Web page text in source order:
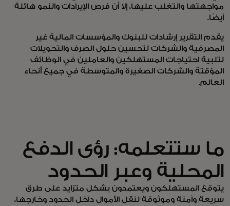
مواجهتها والتغلب عليها، إلا أن فرص الإيرادات والنمو هائلة
أيضًا.
يقدم التقرير إرشادات للبنوك والمؤسسات المالية غير
المصرفية والشركات لتحسين حلول الصرف والتحويلات
لتلبية احتياجات المستهلكين والعاملين في الوظائف
المؤقتة والشركات الصغيرة والمتوسطة في جميع أنحاء
العالم.
ما ستتعلمه: رؤى الدفع
المحلية وعبر الحدود
يتوقع المستهلكون ويعتمدون بشكل متزايد على طرق
سريعة وآمنة وموثوقة لنقل الأموال داخل الحدود وخارجها،